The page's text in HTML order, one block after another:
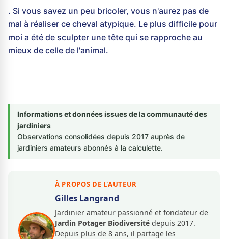
. Si vous savez un peu bricoler, vous n'aurez pas de
mal à réaliser ce cheval atypique. Le plus difficile pour
moi a été de sculpter une tête qui se rapproche au
mieux de celle de l'animal.
Informations et données issues de la communauté des
jardiniers
Observations consolidées depuis 2017 auprès de
jardiniers amateurs abonnés à la calculette.
À PROPOS DE L'AUTEUR
Gilles Langrand
Jardinier amateur passionné et fondateur de
Jardin Potager Biodiversité depuis 2017.
Depuis plus de 8 ans, il partage les